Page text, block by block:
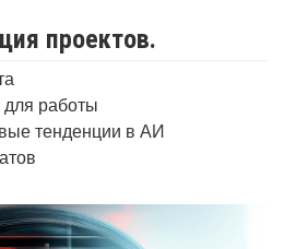
проектов.
для работы
тенденции в АИ